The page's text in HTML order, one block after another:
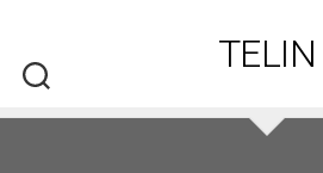
content
TELIN